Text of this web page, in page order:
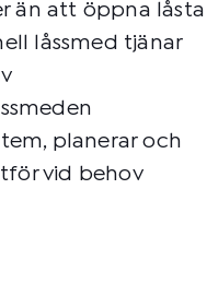
än att öppna låsta
låssmed tjänar
planerar och
vid behov